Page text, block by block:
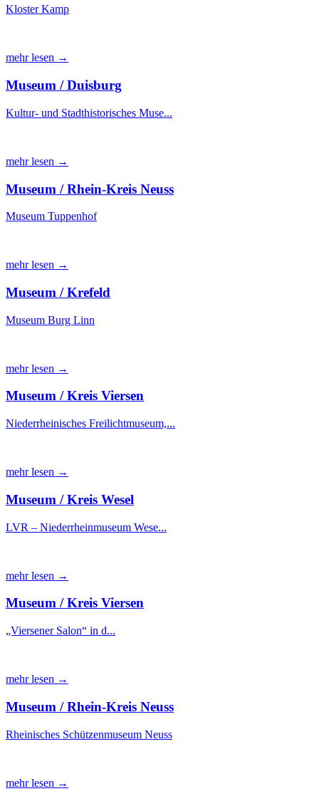
Kloster Kamp
mehr lesen →
Museum / Duisburg
Kultur- und Stadthistorisches Muse...
mehr lesen →
Museum / Rhein-Kreis Neuss
Museum Tuppenhof
mehr lesen →
Museum / Krefeld
Museum Burg Linn
mehr lesen →
Museum / Kreis Viersen
Niederrheinisches Freilichtmuseum,...
mehr lesen →
Museum / Kreis Wesel
LVR – Niederrheinmuseum Wese...
mehr lesen →
Museum / Kreis Viersen
„Viersener Salon“ in d...
mehr lesen →
Museum / Rhein-Kreis Neuss
Rheinisches Schützenmuseum Neuss
mehr lesen →